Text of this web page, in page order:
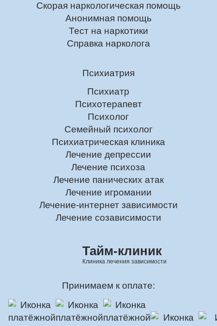
Скорая наркологическая помощь
Анонимная помощь
Тест на наркотики
Справка нарколога
Психиатрия
Психиатр
Психотерапевт
Психолог
Семейный психолог
Психиатрическая клиника
Лечение депрессии
Лечение психоза
Лечение панических атак
Лечение игромании
Лечение-интернет зависимости
Лечение созависимости
Тайм-клиник
Клиника лечения зависимости
Принимаем к оплате: